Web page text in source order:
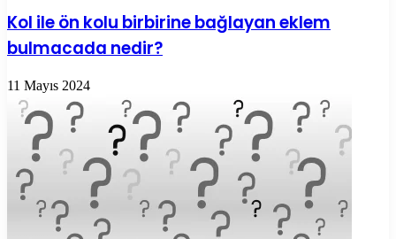
Kol ile ön kolu birbirine bağlayan eklem
bulmacada nedir?
11 Mayıs 2024